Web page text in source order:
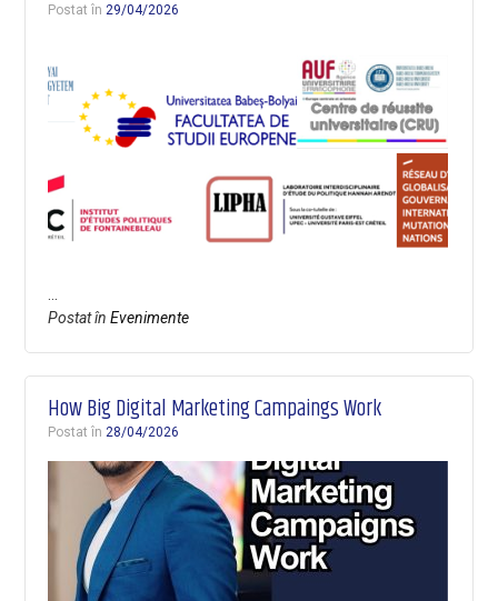
Postat în29/04/2026
Postat înEvenimente
How Big Digital Marketing Campaings Work
Postat în28/04/2026